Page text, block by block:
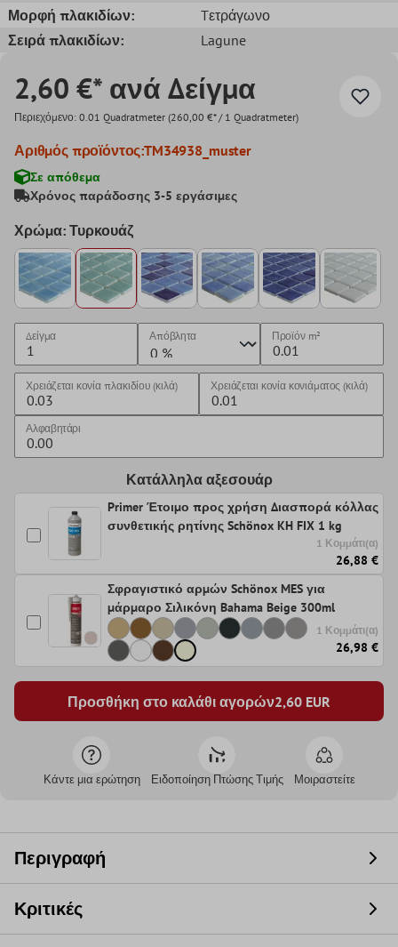
Μορφή πλακιδίων:
Tετράγωνο
Σειρά πλακιδίων:
Lagune
2,60 €* ανά Δείγμα
Περιεχόμενο: 0.01 Quadratmeter (260,00 €* / 1 Quadratmeter)
Αριθμός προϊόντος:TM34938_muster
Σε απόθεμα
Χρόνος παράδοσης 3-5 εργάσιμες
Χρώμα: Τυρκουάζ
Δείγμα Απόβλητα Προϊόνm²
Χρειάζεται κονία πλακιδίου (κιλά) Χρειάζεται κονία κονιάματος (κιλά)
Αλφαβητάρι
Κατάλληλα αξεσουάρ
Primer Έτοιμο προς χρήση Διασπορά κόλλας
συνθετικής ρητίνης Schönox KH FIX 1 kg
1 Κομμάτι(α)
26,88 €
Σφραγιστικό αρμών Schönox MES για
μάρμαρο Σιλικόνη Bahama Beige 300ml
1 Κομμάτι(α)
26,98 €
Προσθήκη στο καλάθι αγορών2,60 EUR
Κάντε μια ερώτηση Ειδοποίηση Πτώσης Τιμής Μοιραστείτε
Περιγραφή
Κριτικές